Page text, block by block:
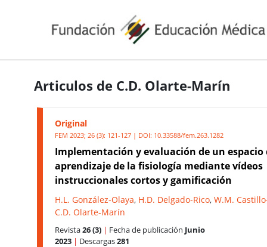
Articulos de C.D. Olarte-Marín
Original
FEM 2023; 26 (3): 121-127 | DOI: 10.33588/fem.263.1282
Implementación y evaluación de un
aprendizaje de la fisiología mediante vídeos
instruccionales cortos y gamificación
H.L. González-Olaya, H.D. Delgado-Rico, W.M.
C.D. Olarte-Marín
Revista26 (3) | Fecha de publicación Junio
2023 | Descargas281